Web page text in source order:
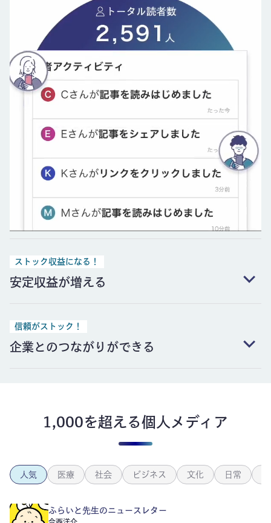
ストック収益になる！
安定収益が増える
信頼がストック！
企業とのつながりができる
1,000を超える個人メディア
人気 医療 社会 ビジネス 文化 日常
ふらいと先生のニュースレター